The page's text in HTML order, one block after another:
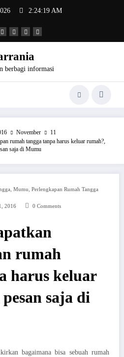
2:24:20 AM
berbagi informasi
November
11
rumah tangga tanpa harus keluar rumah?,
saja di Mumu
, Mumu, Perlengkapan Rumah Tangga
2016 0 Comments
rumah
harus keluar
saja di
bagaimana bisa sebuah rumah